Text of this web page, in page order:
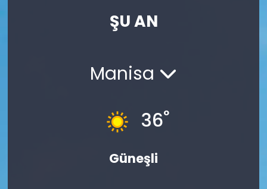
ŞU AN
Manisa
36°
Güneşli